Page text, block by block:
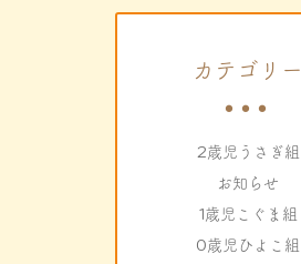
カテゴリー
2歳児うさぎ組
お知らせ
1歳児こぐま組
0歳児ひよこ組